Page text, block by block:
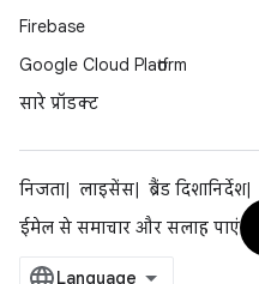
Firebase
Google Cloud Platform
सारे प्रॉडक्ट
निजता लाइसेंस ब्रैंड दिशानिर्देश
ईमेल से समाचार और सलाह पाएं